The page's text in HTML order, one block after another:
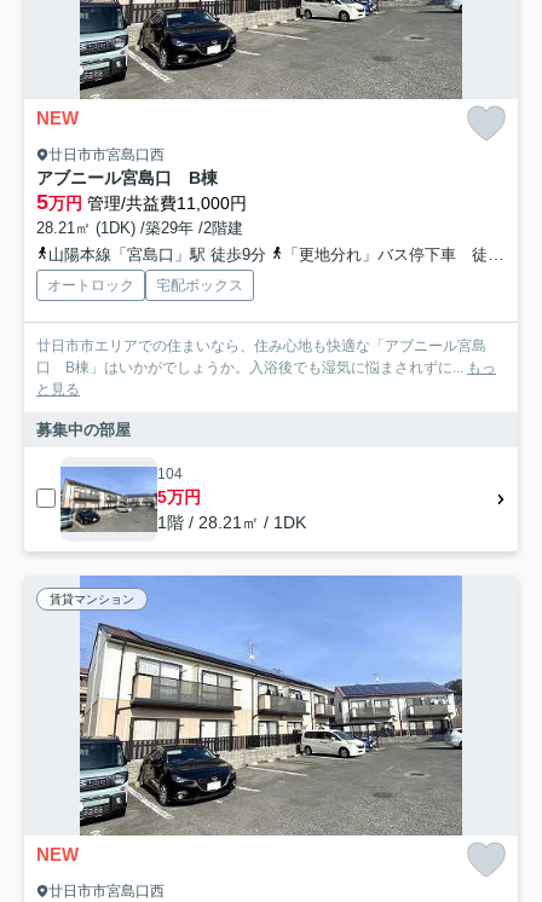
NEW
廿日市市宮島口西
アブニール宮島口 B棟
5万円 管理/共益費11,000円
28.21㎡ (1DK) /築29年 /2階建
山陽本線「宮島口」駅 徒歩9分
「更地分れ」バス停下車 徒歩7分
オートロック 宅配ボックス
廿日市市エリアでの住まいなら、住み心地も快適な「アブニール宮島
口 B棟」はいかがでしょうか。入浴後でも湿気に悩まされずに...
もっ
と見る
募集中の部屋
104
5万円
1階 / 28.21㎡ / 1DK
賃貸マンション
NEW
廿日市市宮島口西